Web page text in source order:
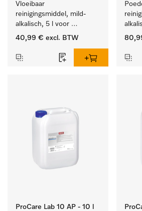
Vloeibaar
reinigingsmiddel, mild-
alkalisch, 5 l voor
materiaalbesparende,
laboratoriumglasw. en -
40,99 € excl. BTW
ProCare Lab 10 AP - 10 l